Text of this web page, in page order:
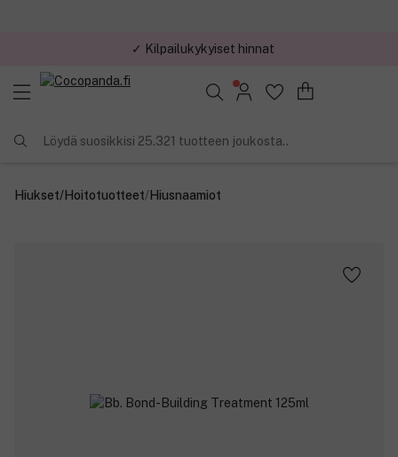
✓ Kilpailukykyiset hinnat
Löydä suosikkisi 25.321 tuotteen joukosta..
Hiukset/Hoitotuotteet/Hiusnaamiot